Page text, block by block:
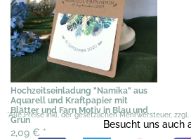
Hochzeitseinladung "Namika" aus
Aquarell und Kraftpapier mit
Blätter und Farn Motiv in Blau und
Grün
2,09 € *
*Alle Preise inkl. der gesetzlichen Mehrwersteuer,
Besucht uns auch